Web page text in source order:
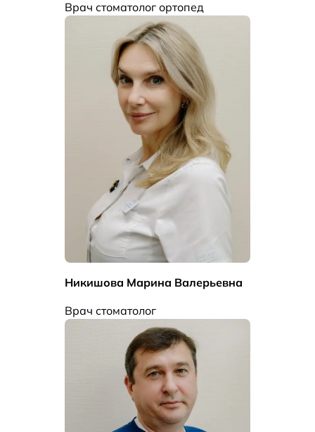
Врач стоматолог ортопед
Никишова Марина Валерьевна
Врач стоматолог